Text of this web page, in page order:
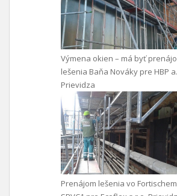
Výmena okien – má byť
lešenia Baňa Nováky pre HBP
Prievidza
Prenájom lešenia vo